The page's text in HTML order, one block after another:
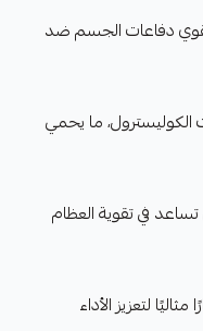
دفاعات الجسم ضد
ما يحمي
تساعد في تقوية العظام
لتعزيز الأداء